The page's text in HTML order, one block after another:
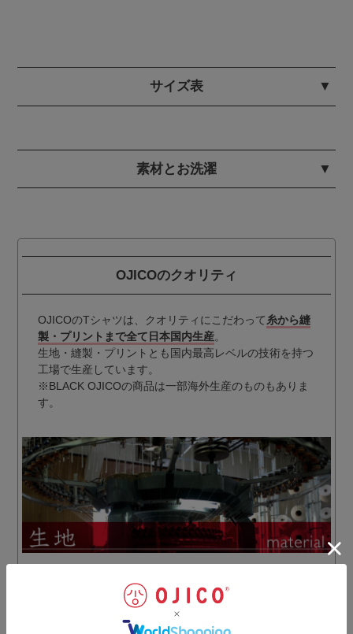
サイズ表
素材とお洗濯
OJICOのクオリティ
OJICOのTシャツは、クオリティにこだわって糸から縫
製・プリントまで全て日本国内生産。
生地・縫製・プリントとも国内最高レベルの技術を持つ
工場で生産しています。
※BLACK OJICOの商品は一部海外生産のものもありま
す。
高品質な日本製の糸（中長繊維綿）を使用し、生地メー
カーとタイアップして開発した度詰天竺。滑らかで、さ
らりとした肌触り。吸汗性も抜群で、
レたり、糸がほつれたりしにくいのが特長です。